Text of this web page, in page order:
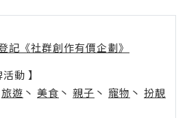
記《社群創作有價企劃》
動 】
旅遊 丶 美食 丶 親子 丶 寵物 丶 扮靚